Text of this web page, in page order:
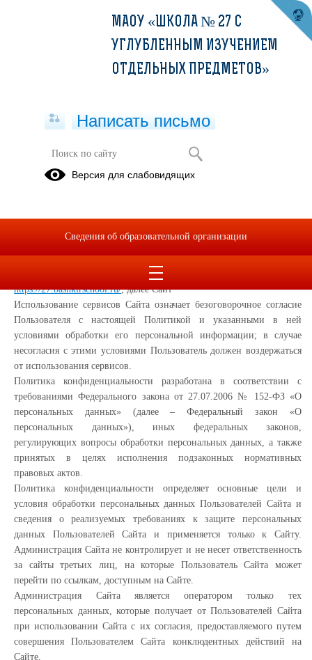
Политика конфиденциальности
углубленным изучением отдельных предметов» городского округа
город Уфа Республика Башкортостан, (далее – Администрация
Сайта) применяется при использовании в сети Интернет по адресу:
https://27.bashkirschool.ru/, далее Сайт
Использование сервисов Сайта означает безоговорочное согласие
Пользователя с настоящей Политикой и указанными в ней
условиями обработки его персональной информации; в случае
несогласия с этими условиями Пользователь должен воздержаться
от использования сервисов.
Политика конфиденциальности разработана в соответствии с
требованиями Федерального закона от 27.07.2006 № 152-ФЗ «О
персональных данных» (далее – Федеральный закон «О
персональных данных»), иных федеральных законов,
регулирующих вопросы обработки персональных данных, а также
принятых в целях исполнения подзаконных нормативных
правовых актов.
Политика конфиденциальности определяет основные цели и
условия обработки персональных данных Пользователей Сайта и
сведения о реализуемых требованиях к защите персональных
данных Пользователей Сайта и применяется только к Сайту.
Администрация Сайта не контролирует и не несет ответственность
за сайты третьих лиц, на которые Пользователь Сайта может
перейти по ссылкам, доступным на Сайте.
Администрация Сайта является оператором только тех
персональных данных, которые получает от Пользователей Сайта
при использовании Сайта с их согласия, предоставляемого путем
совершения Пользователем Сайта конклюдентных действий на
Сайте.
МАОУ «ШКОЛА № 27 С
УГЛУБЛЕННЫМ ИЗУЧЕНИЕМ
ОТДЕЛЬНЫХ ПРЕДМЕТОВ»
Написать письмо
Версия для слабовидящих
Сведения об образовательной организации